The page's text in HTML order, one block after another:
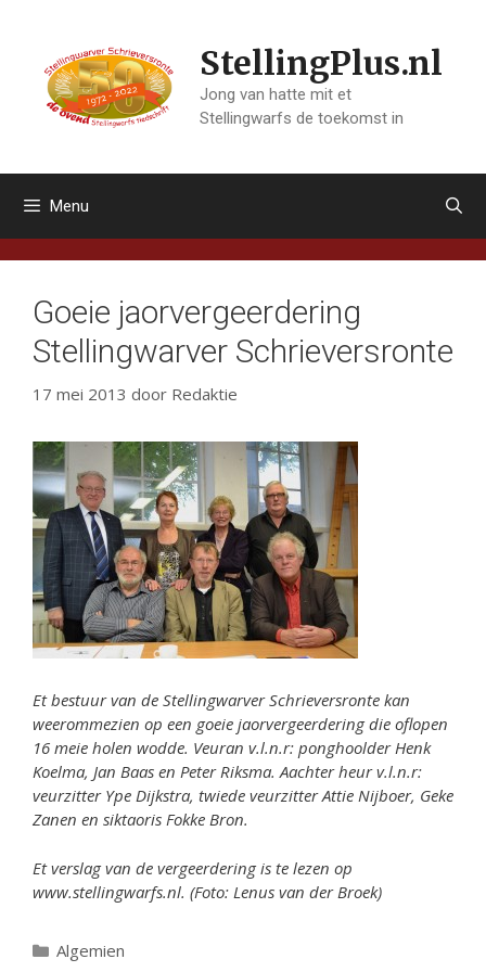
inhoud
StellingPlus.nl
Jong van hatte mit et
Stellingwarfs de toekomst in
Menu
Goeie jaorvergeerdering
Stellingwarver Schrieversronte
17 mei 2013 door Redaktie
Et bestuur van de Stellingwarver Schrieversronte kan
weerommezien op een goeie jaorvergeerdering die oflopen
16 meie holen wodde. Veuran v.l.n.r: ponghoolder Henk
Koelma, Jan Baas en Peter Riksma. Aachter heur v.l.n.r:
veurzitter Ype Dijkstra, twiede veurzitter Attie Nijboer, Geke
Zanen en siktaoris Fokke Bron.
Et verslag van de vergeerdering is te lezen op
www.stellingwarfs.nl. (Foto: Lenus van der Broek)
Categorieën
Algemien